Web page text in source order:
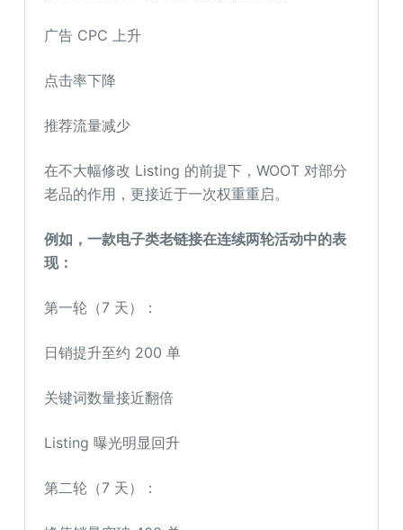
广告 CPC 上升
点击率下降
推荐流量减少
在不大幅修改 Listing 的前提下，WOOT 对部分
老品的作用，更接近于一次权重重启。
例如，一款电子类老链接在连续两轮活动中的表
现：
第一轮（7 天）：
日销提升至约 200 单
关键词数量接近翻倍
Listing 曝光明显回升
第二轮（7 天）：